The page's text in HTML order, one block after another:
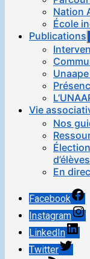
Nation
École
Publications
Vie
Nos
d’élèves
En
Facebook
Instagram
LinkedIn
Twitter